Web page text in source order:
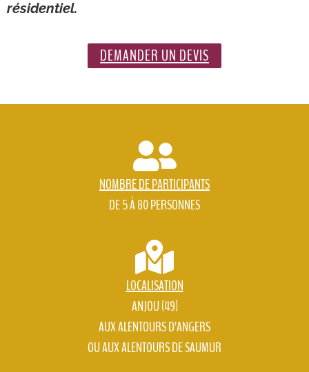
résidentiel.
DEMANDER UN DEVIS
NOMBRE DE PARTICIPANTS
DE 5 À 80 PERSONNES
LOCALISATION
ANJOU (49)
AUX ALENTOURS D’ANGERS
OU AUX ALENTOURS DE SAUMUR